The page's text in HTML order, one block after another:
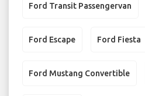
Ford Transit Passengervan
Ford Escape Ford Fiesta
Ford Mustang Convertible